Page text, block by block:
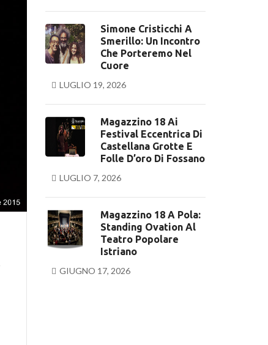
Simone Cristicchi A
Smerillo: Un Incontro
Che Porteremo Nel
Cuore
LUGLIO 19, 2026
Magazzino 18 Ai
Festival Eccentrica Di
Castellana Grotte E
Folle D’oro Di Fossano
LUGLIO 7, 2026
Magazzino 18 A Pola:
Standing Ovation Al
Teatro Popolare
Istriano
GIUGNO 17, 2026